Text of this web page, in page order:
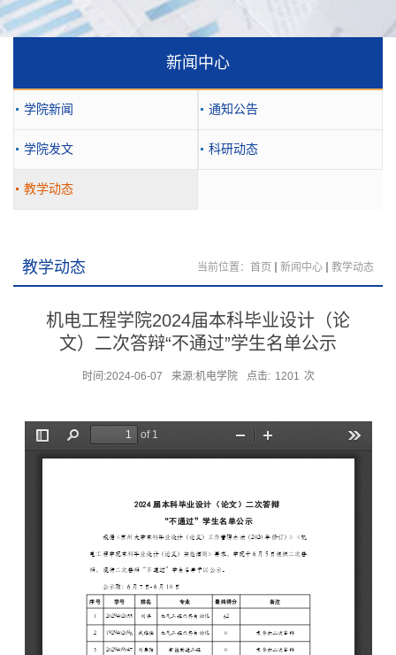
新闻中心
学院新闻 通知公告
学院发文 科研动态
教学动态
教学动态 当前位置： 首页 新闻中心 教学动态
机电工程学院2024届本科毕业设计（论
文）二次答辩“不通过”学生名单公示
时间:2024-06-07 来源:机电学院 点击: 1201 次